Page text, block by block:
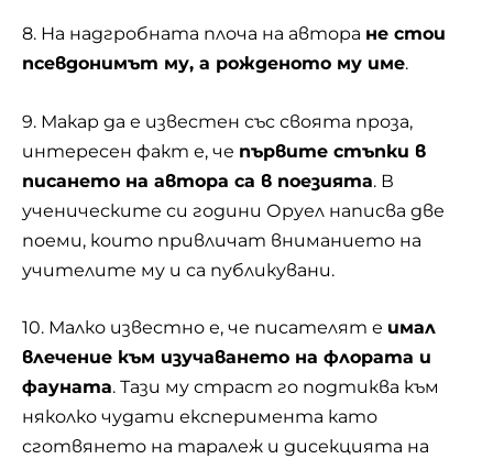
8. На надгробната плоча на автора не стои
псевдонимът му, а рожденото му име.
9. Макар да е известен със своята проза,
интересен факт е, че първите стъпки в
писането на автора са в поезията. В
ученическите си години Оруел написва две
поеми, които привличат вниманието на
учителите му и са публикувани.
10. Малко известно е, че писателят е имал
влечение към изучаването на флората и
фауната. Тази му страст го подтиква към
няколко чудати експеримента като
сготвянето на таралеж и дисекцията на